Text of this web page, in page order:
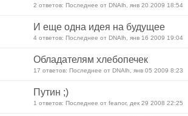
2 ответов: Последнее от DNAlh, янв 20 2009 18:54
И еще одна идея на будущее
4 ответов: Последнее от DNAlh, янв 16 2009 19:04
Обладателям хлебопечек
17 ответов: Последнее от DNAlh, янв 05 2009 8:23
Путин ;)
1 ответов: Последнее от feanor, дек 29 2008 22:25